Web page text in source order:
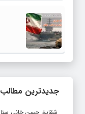
جدیدترین مطالب